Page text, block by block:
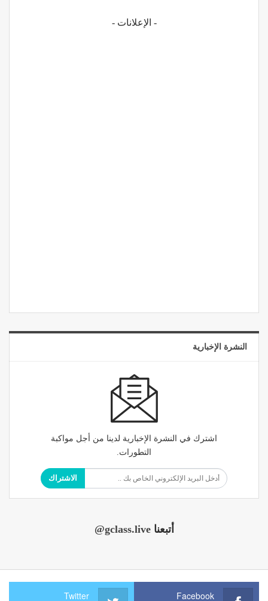
- الإعلانات -
النشرة الإخبارية
اشترك في النشرة الإخبارية لدينا من أجل مواكبة
التطورات.
الاشتراك
أتبعنا@gclass.live
Facebook
Twitter